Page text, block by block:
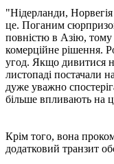
"Нідерланди,
це. Поганим
повністю в Азію,
комерційне рішення.
угод. Якщо дивитися
листопаді постачали
дуже уважно
більше впливають на
Крім того, вона
додатковий транзит